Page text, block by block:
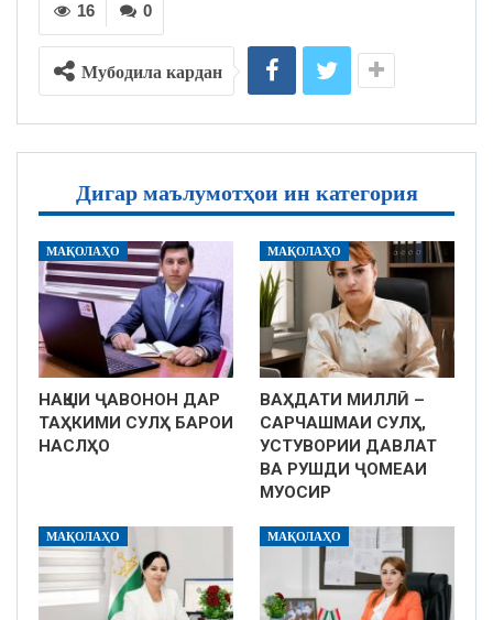
0
16
Мубодила кардан
Дигар маълумотҳои ин категория
МАҚОЛАҲО
НАҚШИ ҶАВОНОН ДАР
ТАҲКИМИ СУЛҲ БАРОИ
НАСЛҲО
МАҚОЛАҲО
ВАҲДАТИ МИЛЛӢ –
САРЧАШМАИ СУЛҲ,
УСТУВОРИИ ДАВЛАТ
ВА РУШДИ ҶОМЕАИ
МУОСИР
МАҚОЛАҲО МАҚОЛАҲО